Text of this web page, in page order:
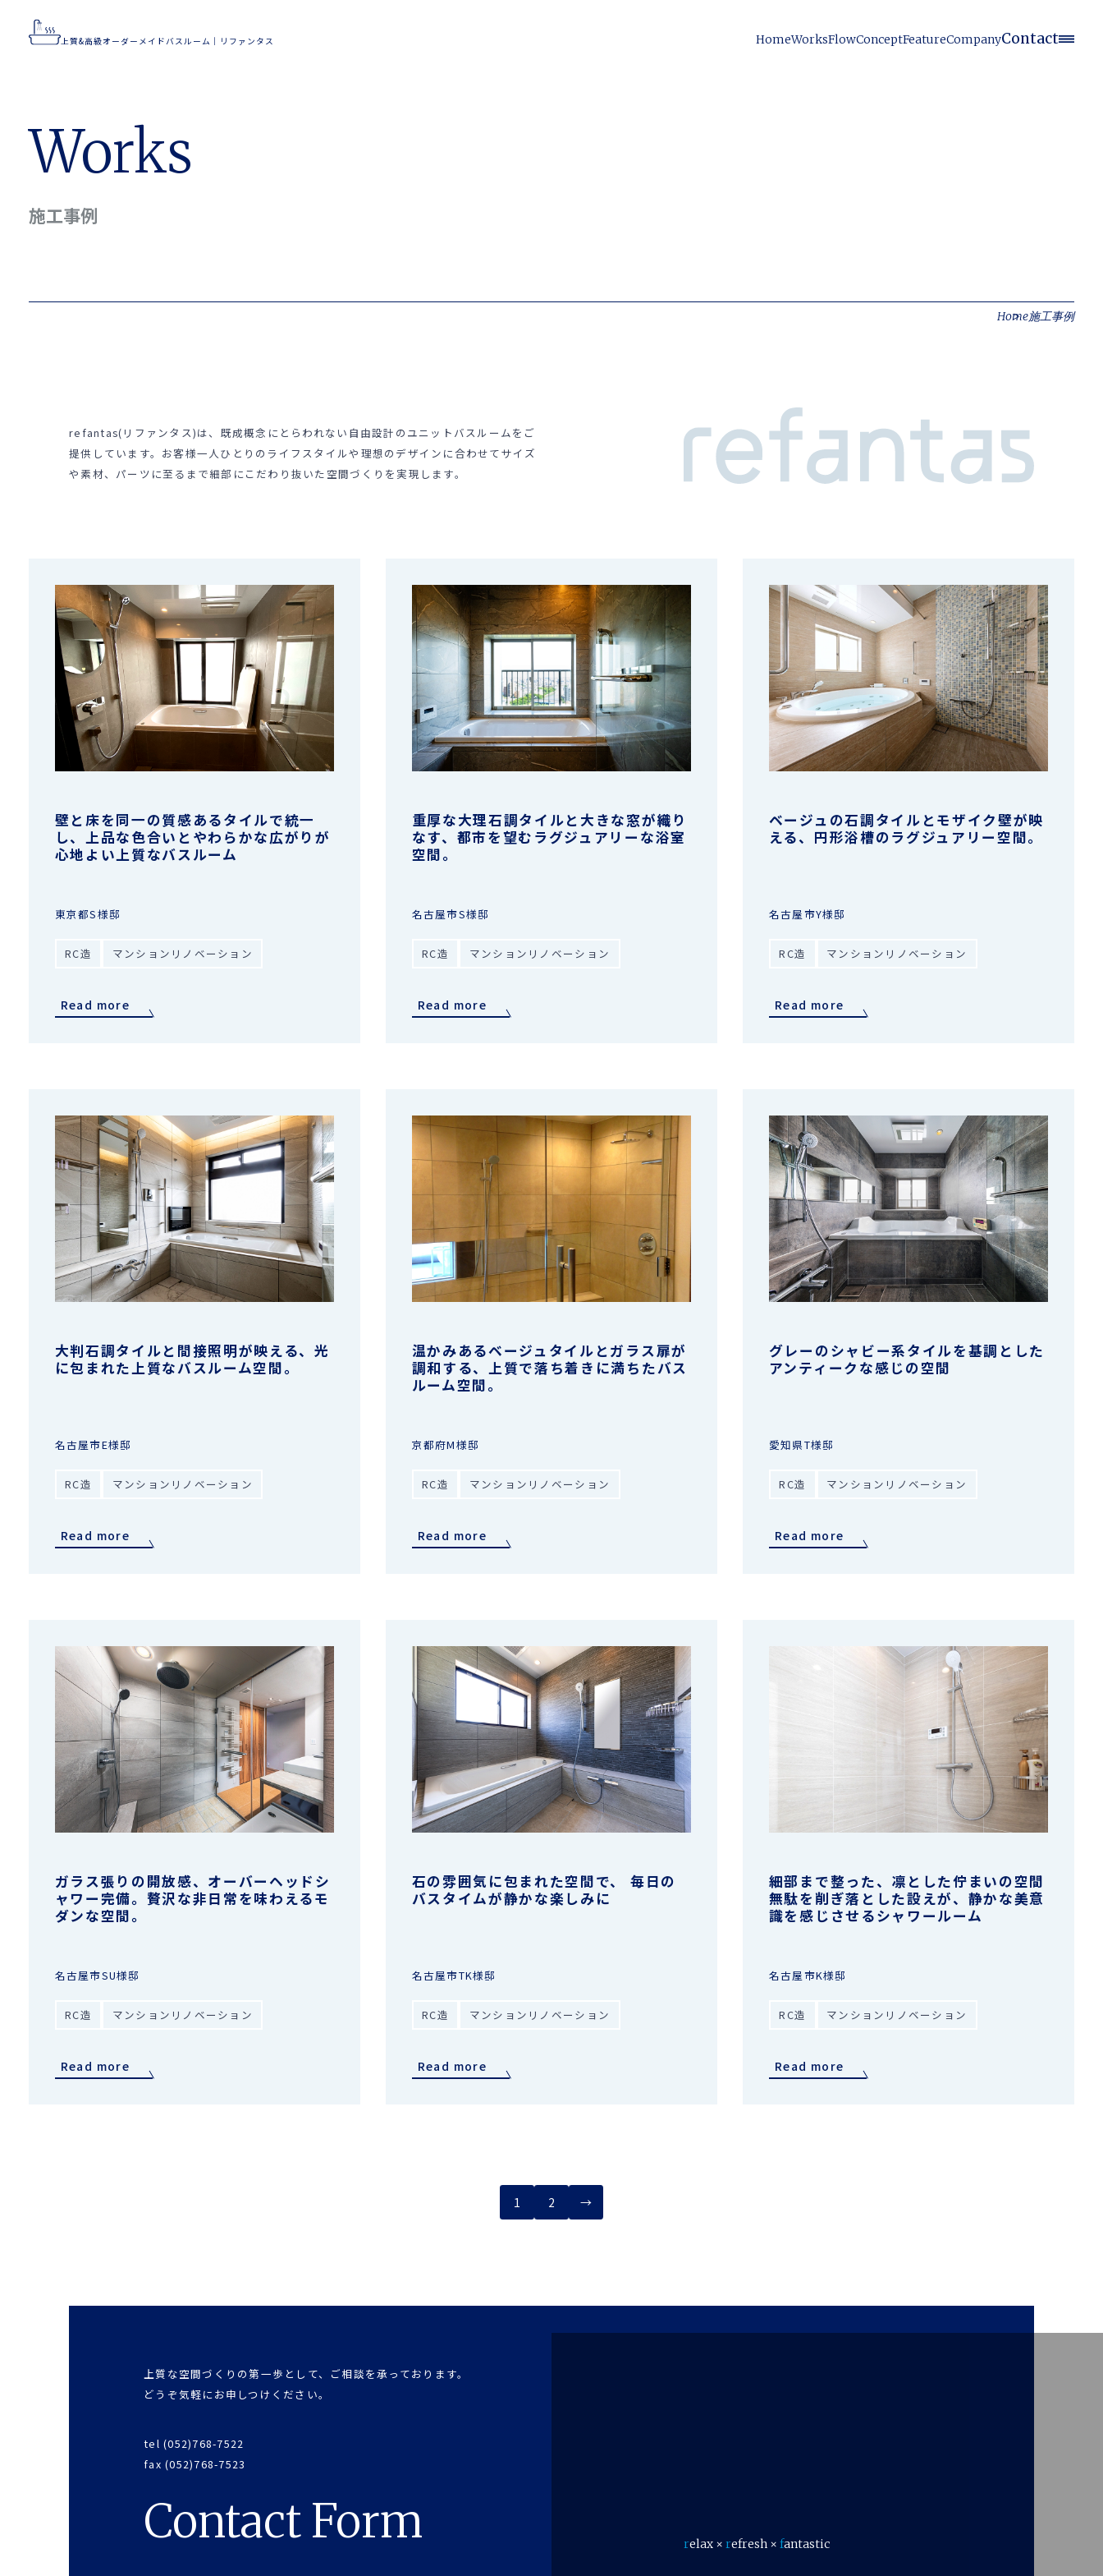
上質&高級オーダーメイドバスルーム｜リファンタス HomeWorksFlowConceptFeatureCompanyContact
Concept
Works
施工事例
Home施工事例
refantas(リファンタス)は、既成概念にとらわれない自由設計のユニットバスルームをご
提供しています。お客様一人ひとりのライフスタイルや理想のデザインに合わせてサイズ
や素材、パーツに至るまで細部にこだわり抜いた空間づくりを実現します。
壁と床を同一の質感あるタイルで統一
し、上品な色合いとやわらかな広がりが
心地よい上質なバスルーム
東京都S様邸
RC造 マンションリノベーション
Read more
重厚な大理石調タイルと大きな窓が織り
なす、都市を望むラグジュアリーな浴室
空間。
名古屋市S様邸
RC造 マンションリノベーション
Read more
ベージュの石調タイルとモザイク壁が映
える、円形浴槽のラグジュアリー空間。
名古屋市Y様邸
RC造 マンションリノベーション
Read more
大判石調タイルと間接照明が映える、光
に包まれた上質なバスルーム空間。
名古屋市E様邸
RC造 マンションリノベーション
Read more
温かみあるベージュタイルとガラス扉が
調和する、上質で落ち着きに満ちたバス
ルーム空間。
京都府M様邸
RC造 マンションリノベーション
Read more
グレーのシャビー系タイルを基調とした
アンティークな感じの空間
愛知県T様邸
RC造 マンションリノベーション
Read more
ガラス張りの開放感、オーバーヘッドシ
ャワー完備。贅沢な非日常を味わえるモ
ダンな空間。
名古屋市SU様邸
RC造 マンションリノベーション
Read more
石の雰囲気に包まれた空間で、 毎日の
バスタイムが静かな楽しみに
名古屋市TK様邸
RC造 マンションリノベーション
Read more
細部まで整った、凛とした佇まいの空間
無駄を削ぎ落とした設えが、静かな美意
識を感じさせるシャワールーム
名古屋市K様邸
RC造 マンションリノベーション
Read more
1 2 →
上質な空間づくりの第一歩として、ご相談を承っております。
どうぞ気軽にお申しつけください。
tel (052)768-7522
fax (052)768-7523
Contact Form relax × refresh × fantastic